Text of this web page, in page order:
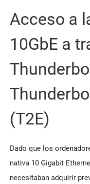
Acceso a
10GbE a
(T2E)
Dado que los
nativa 10 Gigabit
necesitaban adquirir